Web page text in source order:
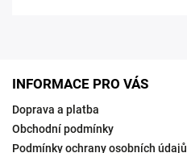
INFORMACE PRO VÁS
Doprava a platba
Obchodní podmínky
Podmínky ochrany osobních údajů